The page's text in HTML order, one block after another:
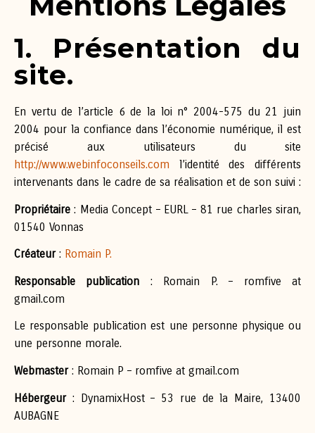
1. Présentation du
site.
En vertu de l’article 6 de la loi n° 2004-575 du 21 juin
2004 pour la confiance dans l’économie numérique, il est
précisé aux utilisateurs du site
http://www.webinfoconseils.com l’identité des différents
intervenants dans le cadre de sa réalisation et de son suivi :
Propriétaire : Media Concept – EURL – 81 rue charles siran,
01540 Vonnas
Créateur: Romain P.
Responsable publication : Romain P. – romfive at
gmail.com
Le responsable publication est une personne physique ou
une personne morale.
Webmaster: Romain P – romfive at gmail.com
Hébergeur: DynamixHost – 53 rue de la Maire, 13400
AUBAGNE